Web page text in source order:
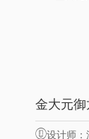
金大元御
设计师：